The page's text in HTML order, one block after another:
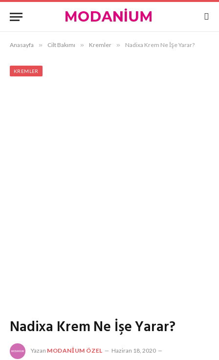
Anasayfa » Cilt Bakımı » Kremler » Nadixa Krem Ne İşe Yarar?
KREMLER
Nadixa Krem Ne İşe Yarar?
Yazan MODANIUM ÖZEL
Haziran 18, 2020